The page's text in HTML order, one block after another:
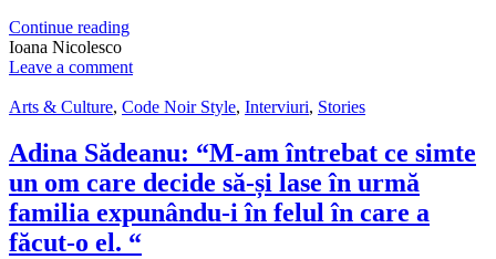
Continue reading
Ioana Nicolesco
Leave a comment
Arts & Culture, Code Noir Style, Interviuri, Stories
Adina Sădeanu: “M-am întrebat ce simte
un om care decide să-și lase în urmă
familia expunându-i în felul în care a
făcut-o el. “